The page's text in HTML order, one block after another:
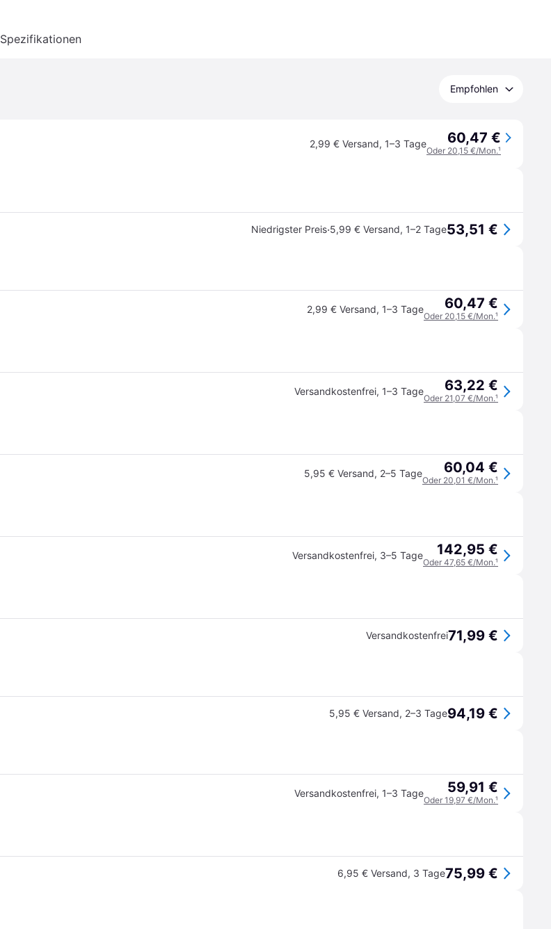
Spezifikationen
Empfohlen
2,99 € Versand, 1–3 Tage 60,47 €
Oder 20,15 €/Mon.¹
Niedrigster Preis·5,99 € Versand, 1–2 Tage53,51 €
2,99 € Versand, 1–3 Tage 60,47 €
Oder 20,15 €/Mon.¹
Versandkostenfrei, 1–3 Tage 63,22 €
Oder 21,07 €/Mon.¹
5,95 € Versand, 2–5 Tage 60,04 €
Oder 20,01 €/Mon.¹
Versandkostenfrei, 3–5 Tage 142,95 €
Oder 47,65 €/Mon.¹
Versandkostenfrei71,99 €
5,95 € Versand, 2–3 Tage94,19 €
Versandkostenfrei, 1–3 Tage 59,91 €
Oder 19,97 €/Mon.¹
6,95 € Versand, 3 Tage75,99 €